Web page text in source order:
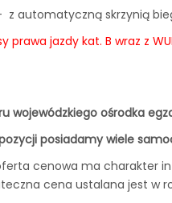
z automatyczną skrzynią
prawa jazdy kat. B wraz z
wojewódzkiego ośrodka
posiadamy wiele
cenowa ma charakter
cena ustalana jest w